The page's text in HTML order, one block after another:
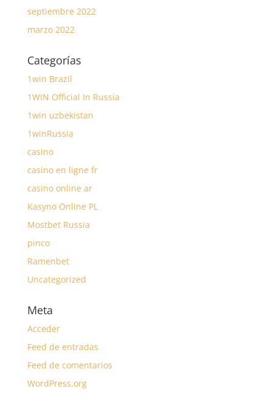
septiembre 2022
marzo 2022
Categorías
1win Brazil
1WIN Official In Russia
1win uzbekistan
1winRussia
casino
casino en ligne fr
casino online ar
Kasyno Online PL
Mostbet Russia
pinco
Ramenbet
Uncategorized
Meta
Acceder
Feed de entradas
Feed de comentarios
WordPress.org